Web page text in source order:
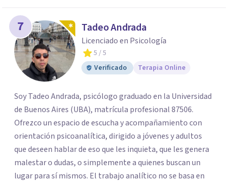
7 Tadeo Andrada
Licenciado en Psicología
5 / 5
Verificado
Terapia Online
Soy Tadeo Andrada, psicólogo graduado en la Universidad
de Buenos Aires (UBA), matrícula profesional 87506.
Ofrezco un espacio de escucha y acompañamiento con
orientación psicoanalítica, dirigido a jóvenes y adultos
que deseen hablar de eso que les inquieta, que les genera
malestar o dudas, o simplemente a quienes buscan un
lugar para sí mismos. El trabajo analítico no se basa en